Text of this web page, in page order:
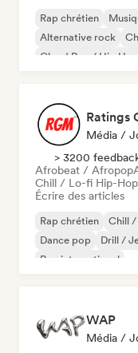
Rap chrétien
Alternative rock
Cloud Rap / Hip Hop
Ratings
Média /
> 3200
Afrobeat / Afropop
Chill / Lo-fi Hip-Hop
Écrire des articles
Rap chrétien Chill
Dance pop
Drill /
Rap international
WAP
Média /